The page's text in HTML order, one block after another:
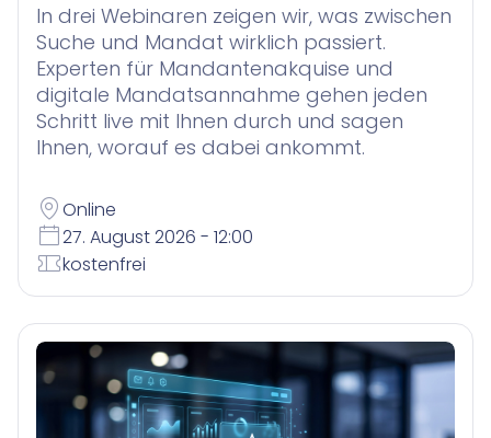
In drei Webinaren zeigen wir, was zwischen
Suche und Mandat wirklich passiert.
Experten für Mandantenakquise und
digitale Mandatsannahme gehen jeden
Schritt live mit Ihnen durch und sagen
Ihnen, worauf es dabei ankommt.
Online
27. August 2026 - 12:00
kostenfrei